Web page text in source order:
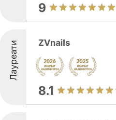
9
Лауреати ZVnails
8.1